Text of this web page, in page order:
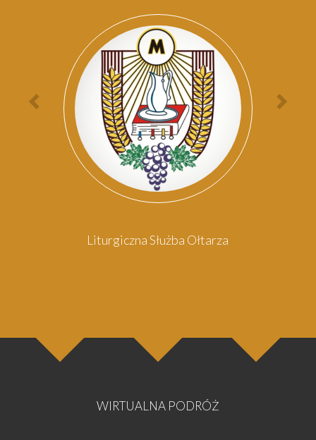
Poprzednia
osoba
Liturgiczna Służba Ołtarza
WIRTUALNA PODRÓŻ